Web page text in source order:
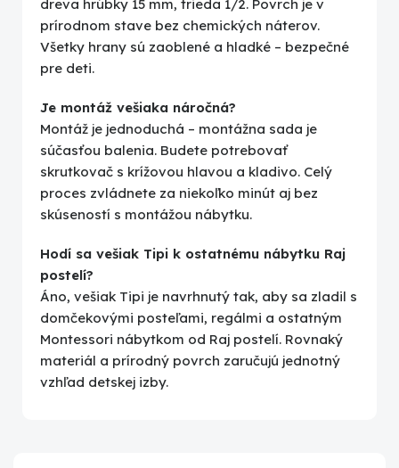
dreva hrúbky 15 mm, trieda 1/2. Povrch je v
prírodnom stave bez chemických náterov.
Všetky hrany sú zaoblené a hladké – bezpečné
pre deti.
Je montáž vešiaka náročná?
Montáž je jednoduchá – montážna sada je
súčasťou balenia. Budete potrebovať
skrutkovač s krížovou hlavou a kladivo. Celý
proces zvládnete za niekoľko minút aj bez
skúseností s montážou nábytku.
Hodí sa vešiak Tipi k ostatnému nábytku Raj
postelí?
Áno, vešiak Tipi je navrhnutý tak, aby sa zladil s
domčekovými posteľami, regálmi a ostatným
Montessori nábytkom od Raj postelí. Rovnaký
materiál a prírodný povrch zaručujú jednotný
vzhľad detskej izby.